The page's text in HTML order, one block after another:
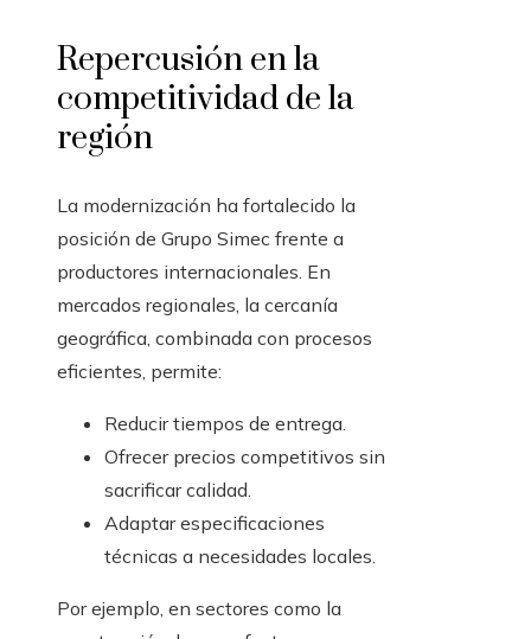
Repercusión en la
competitividad de la
región
La modernización ha fortalecido la
posición de Grupo Simec frente a
productores internacionales. En
mercados regionales, la cercanía
geográfica, combinada con procesos
eficientes, permite:
Reducir tiempos de entrega.
Ofrecer precios competitivos sin
sacrificar calidad.
Adaptar especificaciones
técnicas a necesidades locales.
Por ejemplo, en sectores como la